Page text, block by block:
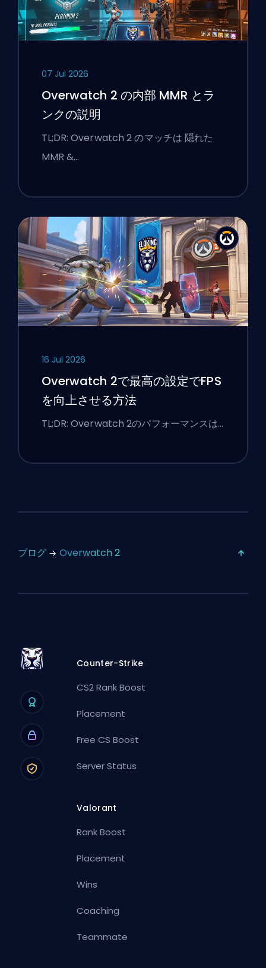
07 Jul 2026
Overwatch 2 の内部 MMR とラ
ンクの説明
TL;DR: Overwatch 2 のマッチは 隠れた
MMR &…
16 Jul 2026
Overwatch 2で最高の設定でFPS
を向上させる方法
TL;DR: Overwatch 2のパフォーマンスは…
ブログ Overwatch 2
Counter-Strike
CS2 Rank Boost
Placement
Free CS Boost
Server Status
Valorant
Rank Boost
Placement
Wins
Coaching
Teammate